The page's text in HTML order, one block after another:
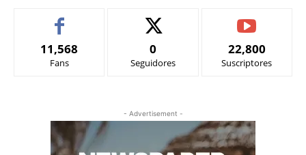
11,568
Fans
0
Seguidores
22,800
Suscriptores
- Advertisement -